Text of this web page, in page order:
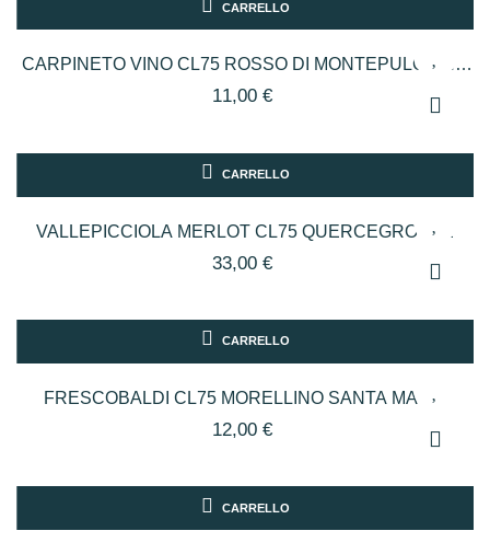
CARRELLO
CARPINETO VINO CL75 ROSSO DI MONTEPULCIANO
DOC
11,00 €
CARRELLO
VALLEPICCIOLA MERLOT CL75 QUERCEGROSSE
33,00 €
CARRELLO
FRESCOBALDI CL75 MORELLINO SANTA MARIA
12,00 €
CARRELLO